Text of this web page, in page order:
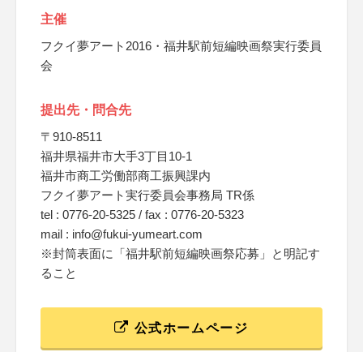
主催
フクイ夢アート2016・福井駅前短編映画祭実行委員
会
提出先・問合先
〒910-8511
福井県福井市大手3丁目10-1
福井市商工労働部商工振興課内
フクイ夢アート実行委員会事務局 TR係
tel : 0776-20-5325 / fax : 0776-20-5323
mail : info@fukui-yumeart.com
※封筒表面に「福井駅前短編映画祭応募」と明記す
ること
公式ホームページ